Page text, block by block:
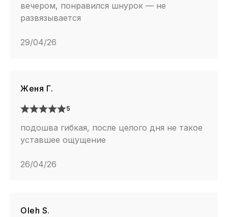
вечером, понравился шнурок — не
развязывается
29/04/26
Женя Г.
5
подошва гибкая, после целого дня не такое
уставшее ощущение
26/04/26
Oleh S.